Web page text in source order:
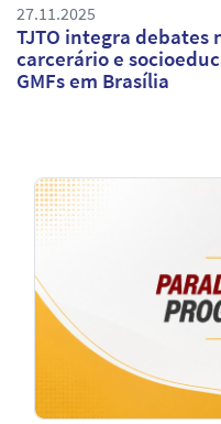
27.11.2025
TJTO integra debates
carcerário e
GMFs em Brasília
Notícias
em